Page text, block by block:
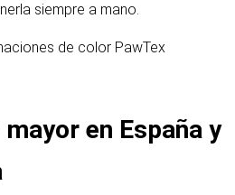
siempre a mano.
de color PawTex
en España y